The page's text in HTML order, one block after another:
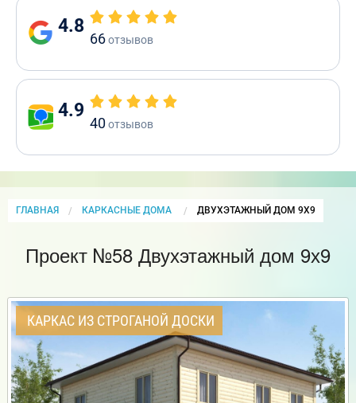
4.8
66отзывов
4.9
40отзывов
ГЛАВНАЯ КАРКАСНЫЕ ДОМА CURRENT:
ДВУХЭТАЖНЫЙ ДОМ 9Х9
Проект №58 Двухэтажный дом 9х9
КАРКАС ИЗ СТРОГАНОЙ ДОСКИ